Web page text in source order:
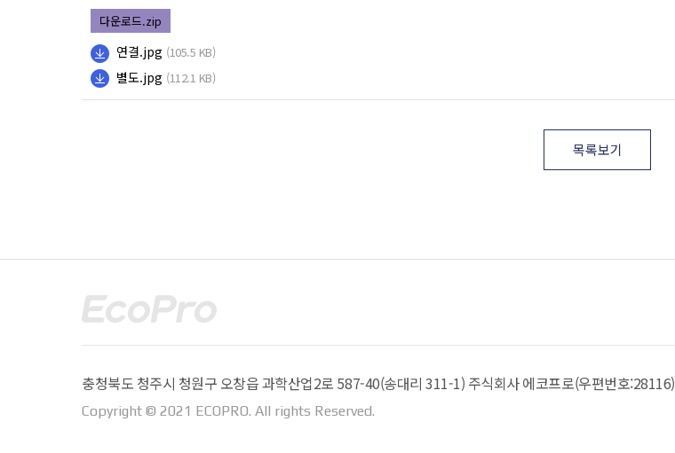
다운로드.zip
연결.jpg (105.5 KB)
별도.jpg (112.1 KB)
목록보기
충청북도 청주시 청원구 오창읍 과학산업2로 587-40(송대리 311-1) 주식회사 에코프로(우편번호:28116)
Copyright © 2021 ECOPRO. All rights Reserved.